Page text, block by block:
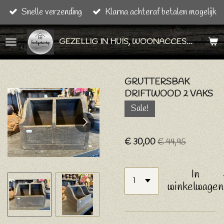
Ga
direct
naar
de
GEZELLIG IN HUIS, WOONACCESSOIRES & CADEAU ARTIKELEN
Snelle verzending Klarna achteraf betalen mogelijk
GRUTTERSBAK
DRIFTWOOD 2 VAKS
Sale!
€ 30,00€ 44,95
In
winkelwagen